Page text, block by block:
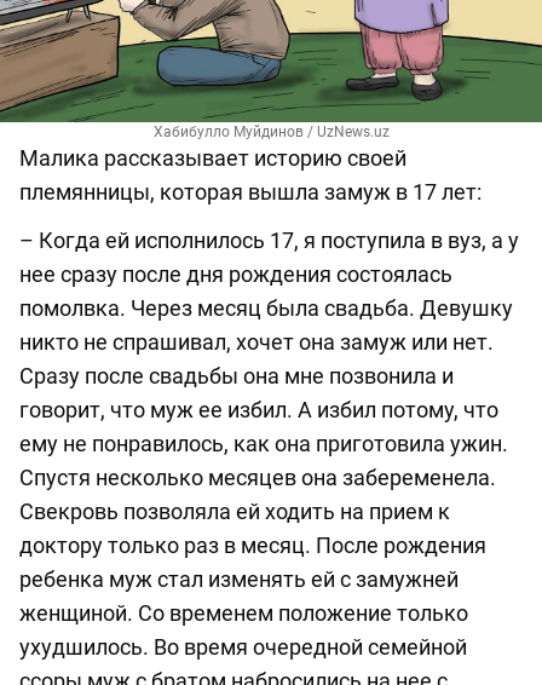
Хабибулло Муйдинов / UzNews.uz
Малика рассказывает историю своей
племянницы, которая вышла замуж в 17 лет:
– Когда ей исполнилось 17, я поступила в вуз, а у
нее сразу после дня рождения состоялась
помолвка. Через месяц была свадьба. Девушку
никто не спрашивал, хочет она замуж или нет.
Сразу после свадьбы она мне позвонила и
говорит, что муж ее избил. А избил потому, что
ему не понравилось, как она приготовила ужин.
Спустя несколько месяцев она забеременела.
Свекровь позволяла ей ходить на прием к
доктору только раз в месяц. После рождения
ребенка муж стал изменять ей с замужней
женщиной. Со временем положение только
ухудшилось. Во время очередной семейной